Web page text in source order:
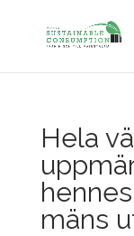
Hela
mäns